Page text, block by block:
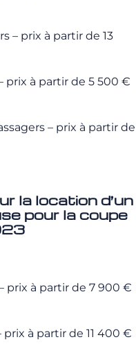
– prix à partir de 13
prix à partir de 5 500 €
– prix à partir de
la location d’un
pour la coupe
prix à partir de 7 900 €
prix à partir de 11 400 €